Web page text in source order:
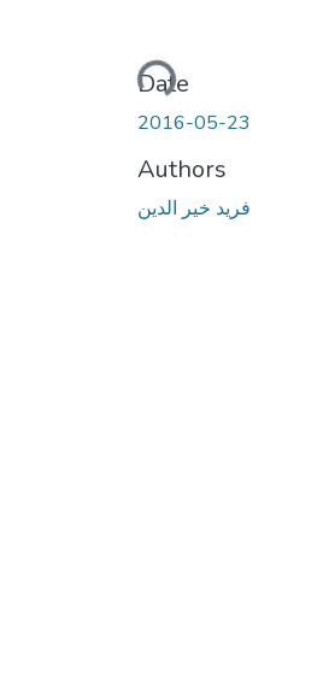
Loading...
Date
2016-05-23
Authors
فريد خير الدين